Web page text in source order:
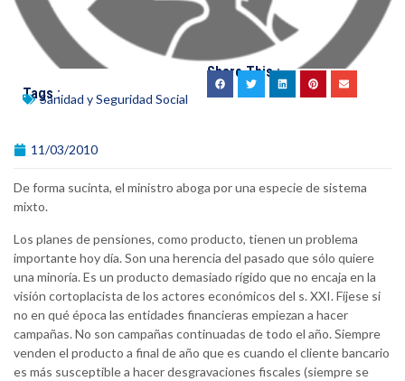
Tags :Sanidad y Seguridad Social
Share This :
11/03/2010
De forma sucinta, el ministro aboga por una especie de sistema
mixto.
Los planes de pensiones, como producto, tienen un problema
importante hoy día. Son una herencia del pasado que sólo quiere
una minoría. Es un producto demasiado rígido que no encaja en la
visión cortoplacista de los actores económicos del s. XXI. Fíjese si
no en qué época las entidades financieras empiezan a hacer
campañas. No son campañas continuadas de todo el año. Siempre
venden el producto a final de año que es cuando el cliente bancario
es más susceptible a hacer desgravaciones fiscales (siempre se